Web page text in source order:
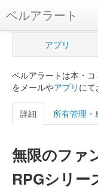
ベルアラート
ベルアラートとは
新規登録
ログイン
購入管理
Myシェルフ
アプリ
ベルアラートは本・
をメールやアプリ に
詳細 所有管理・
無限のファ
RPGシリー